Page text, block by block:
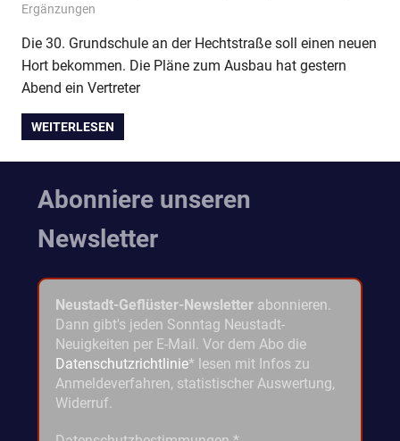
Ergänzungen
Die 30. Grundschule an der Hechtstraße soll einen neuen
Hort bekommen. Die Pläne zum Ausbau hat gestern
Abend ein Vertreter
WEITERLESEN
Abonniere unseren
Newsletter
Neustadt-Geflüster-Newsletter abonnieren.
Dann gibt's jeden Sonntag Neustadt-
Neuigkeiten per E-Mail. Vor dem Abo die
Datenschutzrichtlinie* lesen mit Infos zu
Anmeldeverfahren, statistischer Auswertung,
Widerruf.